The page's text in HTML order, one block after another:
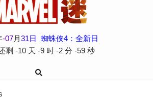
-07月31日
蜘蛛侠4：全新日
剩 -10 天 -9 时 -2 分 -59 秒